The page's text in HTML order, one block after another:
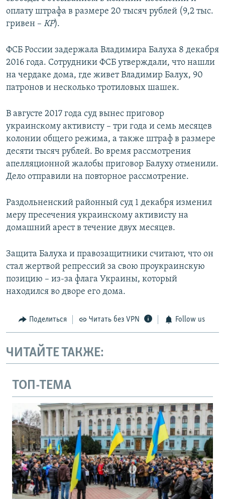
оплату штрафа в размере 20 тысяч рублей (9,2 тыс.
гривен – КР).
ФСБ России задержала Владимира Балуха 8 декабря
2016 года. Сотрудники ФСБ утверждали, что нашли
на чердаке дома, где живет Владимир Балух, 90
патронов и несколько тротиловых шашек.
В августе 2017 года суд вынес приговор
украинскому активисту – три года и семь месяцев
колонии общего режима, а также штраф в размере
десяти тысяч рублей. Во время рассмотрения
апелляционной жалобы приговор Балуху отменили.
Дело отправили на повторное рассмотрение.
Раздольненский районный суд 1 декабря изменил
меру пресечения украинскому активисту на
домашний арест в течение двух месяцев.
Защита Балуха и правозащитники считают, что он
стал жертвой репрессий за свою проукраинскую
позицию – из-за флага Украины, который
находился во дворе его дома.
Поделиться Читать без VPN Follow us
ЧИТАЙТЕ ТАКЖЕ:
ТОП-ТЕМА